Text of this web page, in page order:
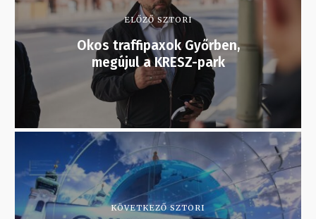
ELŐZŐ SZTORI
Okos traffipaxok Győrben,
megújul a KRESZ-park
KÖVETKEZŐ SZTORI